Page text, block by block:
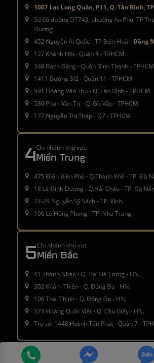
1007 Lạc Long Quân, P11, Q. Tân Bình,
Số 66 đường DT743, phường An Phú, TP
Dương
452 Nguyễn Ái Quốc - TP Biên Hoà -Đồng
127 Khánh Hội - Quận 4 - TPHCM
348 Bạch Đằng - Quận Bình Thạnh - TPHCM
1411 Đường 3/2 - Quận 11 - TPHCM
591 Hoàng Văn Thụ - Q. Tân Bình - TPHCM
580 Phan Văn Trị - Q. Gò Vấp - TPHCM
177 Nguyễn Thị Thập - Q7 - TPHCM
4Chi nhánh khu vực
Miền Trung
475 Điện Biên Phủ - Q.Thanh Khê - TP. Đà
18 Lê Đình Dương - Q.Hải Châu - TP. Đà
27-29 Nguyễn Sỹ Sách - TP. Vinh.
106 Lê Hồng Phong - TP. Nha Trang.
5Chi nhánh khu vực
Miền Bắc
41 Thanh Nhàn - Q. Hai Bà Trưng - HN.
302 Khâm Thiên - Q. Đống Đa - HN.
106 Thái Thịnh - Q. Đống Đa - HN.
373 Hoàng Quốc Việt - Q. Cầu Giấy - HN.
Trụ sở: 1448 Huỳnh Tấn Phát - Quận 7 -